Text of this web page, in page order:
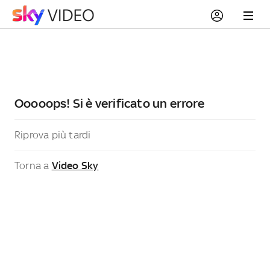
Ooooops! Si è verificato un errore
Riprova più tardi
Torna a Video Sky